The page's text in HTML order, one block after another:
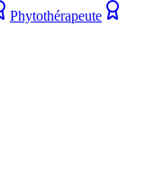
Phytothérapeute